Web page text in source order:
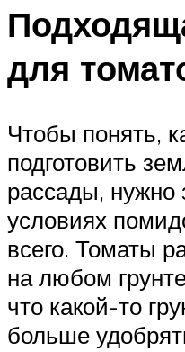
для
Чтобы понять,
подготовить
рассады, нужно
условиях
всего. Томаты
на любом
что какой-то
больше